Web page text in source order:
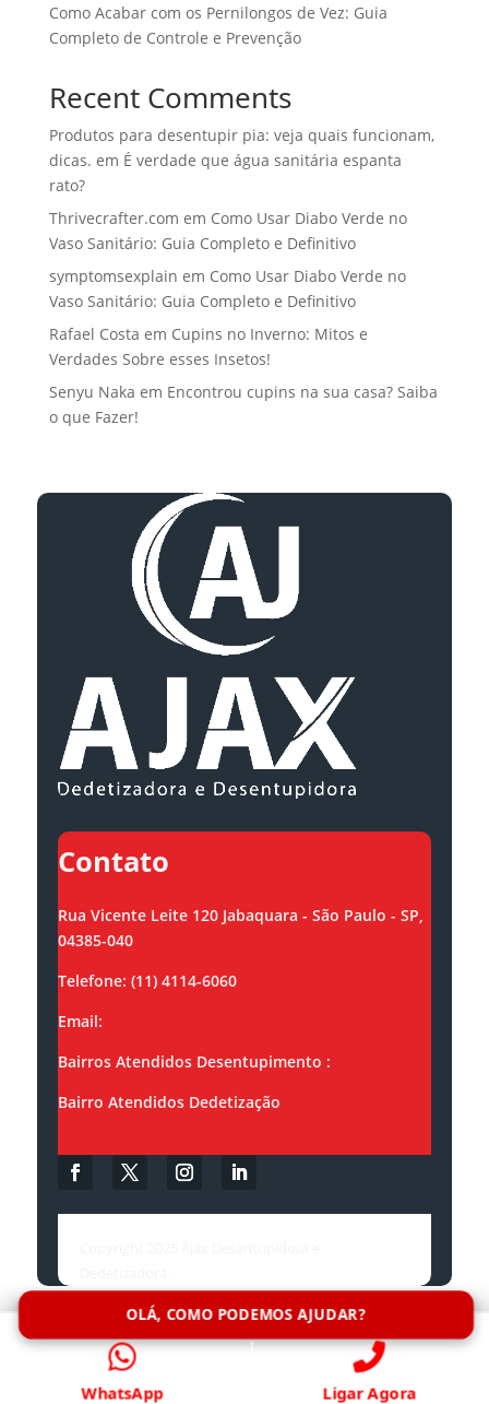
Como Acabar com os Pernilongos de Vez: Guia
Completo de Controle e Prevenção
Recent Comments
Produtos para desentupir pia: veja quais funcionam,
dicas. em É verdade que água sanitária espanta
rato?
Thrivecrafter.com em Como Usar Diabo Verde no
Vaso Sanitário: Guia Completo e Definitivo
symptomsexplain em Como Usar Diabo Verde no
Vaso Sanitário: Guia Completo e Definitivo
Rafael Costa em Cupins no Inverno: Mitos e
Verdades Sobre esses Insetos!
Senyu Naka em Encontrou cupins na sua casa? Saiba
o que Fazer!
Contato
Rua Vicente Leite 120 Jabaquara - São Paulo - SP,
04385-040
Telefone: (11) 4114-6060
Email:
Bairros Atendidos Desentupimento :
Bairro Atendidos Dedetização
OLÁ, COMO PODEMOS AJUDAR?
WhatsApp Ligar Agora